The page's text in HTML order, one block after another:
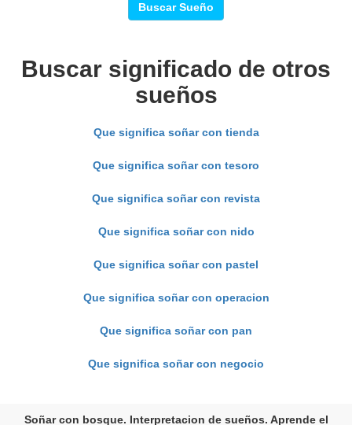
Buscar Sueño
Buscar significado de otros
sueños
Que significa soñar con tienda
Que significa soñar con tesoro
Que significa soñar con revista
Que significa soñar con nido
Que significa soñar con pastel
Que significa soñar con operacion
Que significa soñar con pan
Que significa soñar con negocio
Soñar con bosque. Interpretacion de sueños. Aprende el